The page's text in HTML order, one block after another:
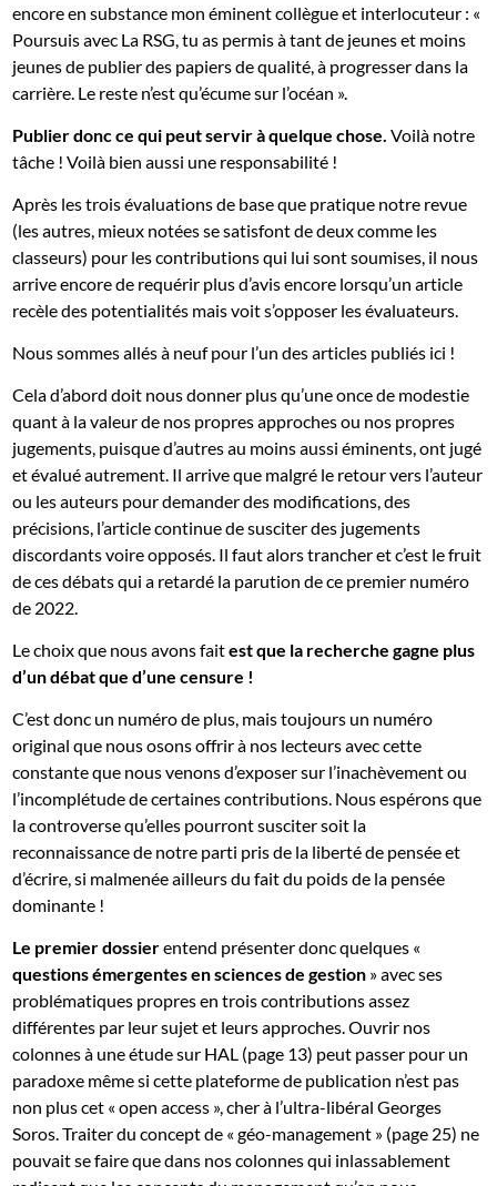
encore en substance mon éminent collègue et interlocuteur : «
Poursuis avec La RSG, tu as permis à tant de jeunes et moins
jeunes de publier des papiers de qualité, à progresser dans la
carrière. Le reste n’est qu’écume sur l’océan ».
Publier donc ce qui peut servir à quelque chose.Voilà notre
tâche ! Voilà bien aussi une responsabilité !
Après les trois évaluations de base que pratique notre revue
(les autres, mieux notées se satisfont de deux comme les
classeurs) pour les contributions qui lui sont soumises, il nous
arrive encore de requérir plus d’avis encore lorsqu’un article
recèle des potentialités mais voit s’opposer les évaluateurs.
Nous sommes allés à neuf pour l’un des articles publiés ici !
Cela d’abord doit nous donner plus qu’une once de modestie
quant à la valeur de nos propres approches ou nos propres
jugements, puisque d’autres au moins aussi éminents, ont jugé
et évalué autrement. Il arrive que malgré le retour vers l’auteur
ou les auteurs pour demander des modifications, des
précisions, l’article continue de susciter des jugements
discordants voire opposés. Il faut alors trancher et c’est le fruit
de ces débats qui a retardé la parution de ce premier numéro
de 2022.
Le choix que nous avons faitest que la recherche gagne plus
d’un débat que d’une censure !
C’est donc un numéro de plus, mais toujours un numéro
original que nous osons offrir à nos lecteurs avec cette
constante que nous venons d’exposer sur l’inachèvement ou
l’incomplétude de certaines contributions. Nous espérons que
la controverse qu’elles pourront susciter soit la
reconnaissance de notre parti pris de la liberté de pensée et
d’écrire, si malmenée ailleurs du fait du poids de la pensée
dominante !
Le premier dossierentend présenter donc quelques «
questions émergentes en sciences de gestion » avec ses
problématiques propres en trois contributions assez
différentes par leur sujet et leurs approches. Ouvrir nos
colonnes à une étude sur HAL (page 13) peut passer pour un
paradoxe même si cette plateforme de publication n’est pas
non plus cet « open access », cher à l’ultra-libéral Georges
Soros. Traiter du concept de « géo-management » (page 25) ne
pouvait se faire que dans nos colonnes qui inlassablement